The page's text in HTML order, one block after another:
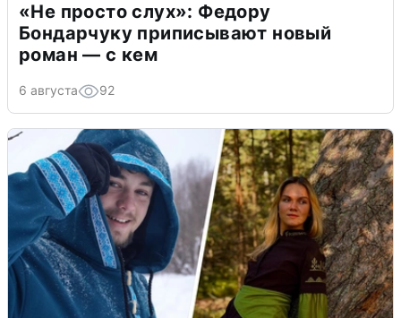
«Не просто слух»: Федору
Бондарчуку приписывают новый
роман — с кем
6 августа 92